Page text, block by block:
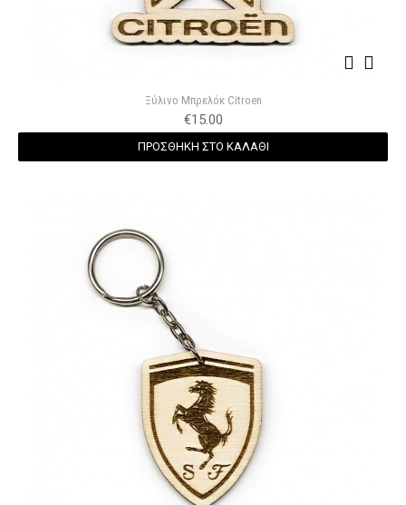
Ξύλινο Μπρελόκ Citroen
€15.00
ΠΡΟΣΘΗΚΗ ΣΤΟ ΚΑΛΑΘΙ